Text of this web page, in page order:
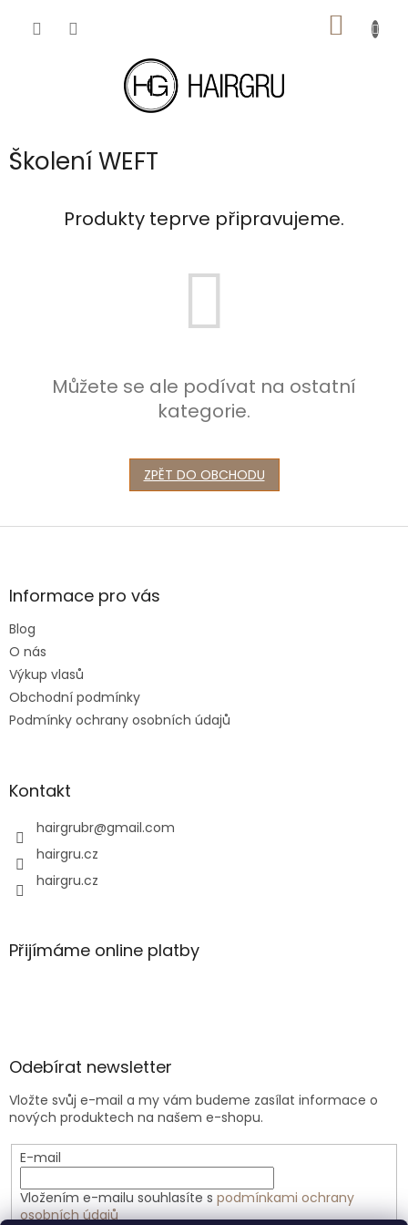
KOŠÍK
Školení WEFT
Produkty teprve připravujeme.
Můžete se ale podívat na ostatní
kategorie.
ZPĚT DO OBCHODU
Z
aInformace pro vás
Blog
O nás
Výkup vlasů
Obchodní podmínky
Podmínky ochrany osobních údajů
Kontakt
hairgrubr@gmail.com
hairgru.cz
hairgru.cz
Přijímáme online platby
Odebírat newsletter
Vložte svůj e-mail a my vám budeme zasílat informace o
nových produktech na našem e-shopu.
E-mail
Vložením e-mailu souhlasíte s podmínkami ochrany
osobních údajů